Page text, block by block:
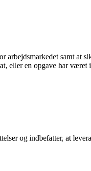
arbejdsmarkedet samt at
eller en opgave har været
og indbefatter, at